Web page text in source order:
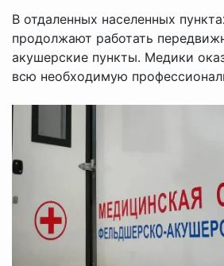
В отдаленных населенных
продолжают работать
акушерские пункты. Медики
всю необходимую